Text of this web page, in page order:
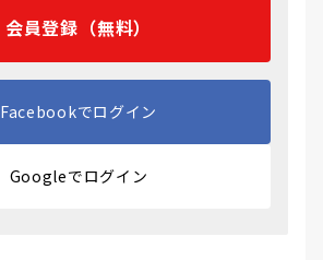
会員登録（無料）
Facebookでログイン
Googleでログイン